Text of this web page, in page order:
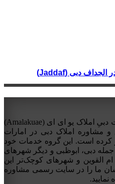
گروه مشاوره املاک و اخذ اقامت دبیِ املاک یو ای ای (Amalakuae)
فروش و مشاوره املاک دبی در امارات
کرده است. این گروه خدمات خود
دبی، ابوظبی و دیگر شهرهای
القوین و شهرهای کوچک‌تر این
ما را در سایت رسمی مشاوره